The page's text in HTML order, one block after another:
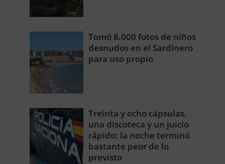
Tomó 8.000 fotos de niños
desnudos en el Sardinero
para uso propio
Treinta y ocho cápsulas,
una discoteca y un juicio
rápido: la noche terminó
bastante peor de lo
previsto